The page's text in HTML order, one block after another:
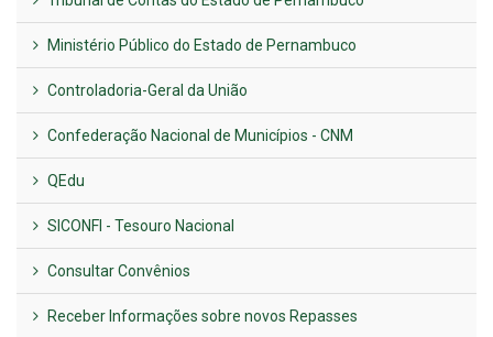
Ministério Público do Estado de Pernambuco
Controladoria-Geral da União
Confederação Nacional de Municípios - CNM
QEdu
SICONFI - Tesouro Nacional
Consultar Convênios
Receber Informações sobre novos Repasses